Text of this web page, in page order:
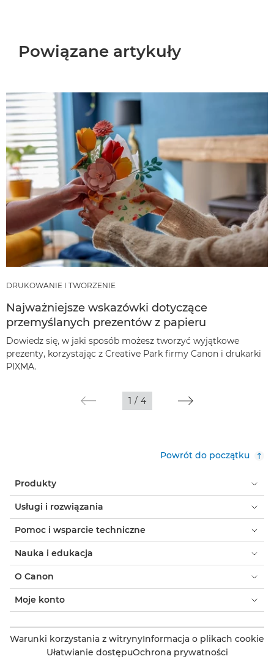
Powiązane artykuły
DRUKOWANIE I TWORZENIE
Najważniejsze wskazówki dotyczące
przemyślanych prezentów z papieru
Dowiedz się, w jaki sposób możesz tworzyć wyjątkowe
prezenty, korzystając z Creative Park firmy Canon i drukarki
PIXMA.
1 / 4
Powrót do początku
Produkty
Usługi i rozwiązania
Pomoc i wsparcie techniczne
Nauka i edukacja
O Canon
Moje konto
Warunki korzystania z witrynyInformacja o plikach cookie
Ułatwianie dostępuOchrona prywatności